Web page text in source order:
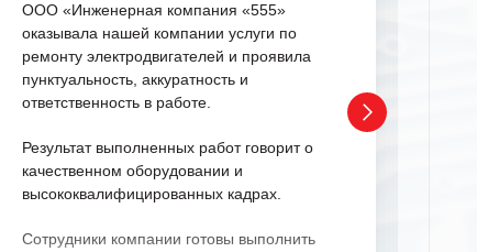
ООО «Инженерная компания «555»
оказывала нашей компании услуги по
ремонту электродвигателей и проявила
пунктуальность, аккуратность и
ответственность в работе.
Результат выполненных работ говорит о
качественном оборудовании и
высококвалифицированных кадрах.
Сотрудники компании готовы выполнить